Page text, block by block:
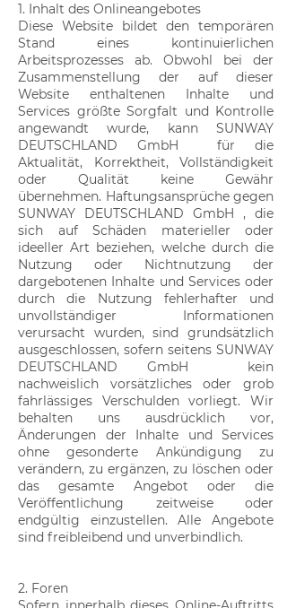
1. Inhalt des Onlineangebotes
Diese Website bildet den temporären
Stand eines kontinuierlichen
Arbeitsprozesses ab. Obwohl bei der
Zusammenstellung der auf dieser
Website enthaltenen Inhalte und
Services größte Sorgfalt und Kontrolle
angewandt wurde, kann SUNWAY
DEUTSCHLAND GmbH für die
Aktualität, Korrektheit, Vollständigkeit
oder Qualität keine Gewähr
übernehmen. Haftungsansprüche gegen
SUNWAY DEUTSCHLAND GmbH , die
sich auf Schäden materieller oder
ideeller Art beziehen, welche durch die
Nutzung oder Nichtnutzung der
dargebotenen Inhalte und Services oder
durch die Nutzung fehlerhafter und
unvollständiger Informationen
verursacht wurden, sind grundsätzlich
ausgeschlossen, sofern seitens SUNWAY
DEUTSCHLAND GmbH kein
nachweislich vorsätzliches oder grob
fahrlässiges Verschulden vorliegt. Wir
behalten uns ausdrücklich vor,
Änderungen der Inhalte und Services
ohne gesonderte Ankündigung zu
verändern, zu ergänzen, zu löschen oder
das gesamte Angebot oder die
Veröffentlichung zeitweise oder
endgültig einzustellen. Alle Angebote
sind freibleibend und unverbindlich.
2. Foren